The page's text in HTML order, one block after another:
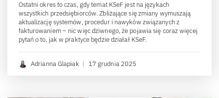
Ostatni okres to czas, gdy temat KSeF jest na językach
wszystkich przedsiębiorców. Zbliżające się zmiany wymuszają
aktualizację systemów, procedur i nawyków związanych z
fakturowaniem – nic więc dziwnego, że pojawia się coraz więcej
pytań o to, jak w praktyce będzie działał KSeF.
Adrianna Glapiak | 17 grudnia 2025